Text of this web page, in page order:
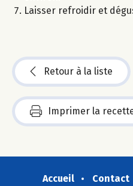
Laisser refroidir et
Retour à la liste
Imprimer la
Accueil Contact